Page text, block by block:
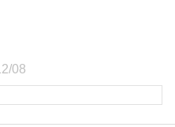
08